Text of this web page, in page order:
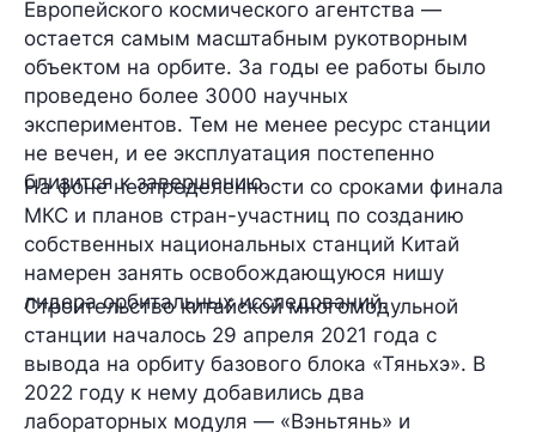
Европейского космического агентства —
остается самым масштабным рукотворным
объектом на орбите. За годы ее работы было
проведено более 3000 научных
экспериментов. Тем не менее ресурс станции
не вечен, и ее эксплуатация постепенно
близится к завершению.
На фоне неопределенности со сроками финала
МКС и планов стран-участниц по созданию
собственных национальных станций Китай
намерен занять освобождающуюся нишу
лидера орбитальных исследований.
Строительство китайской многомодульной
станции началось 29 апреля 2021 года с
вывода на орбиту базового блока «Тяньхэ». В
2022 году к нему добавились два
лабораторных модуля — «Вэньтянь» и